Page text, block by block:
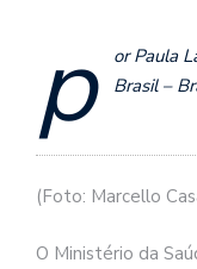
p
or Paula
Brasil –
(Foto: Marcello
O Ministério da